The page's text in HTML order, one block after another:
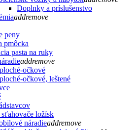
Doplnky a príslušenstvo
addremove
peny
pmôcka
pasta na ruky
addremove
očkové
očkové, leštené
ložísk
náradieaddremove